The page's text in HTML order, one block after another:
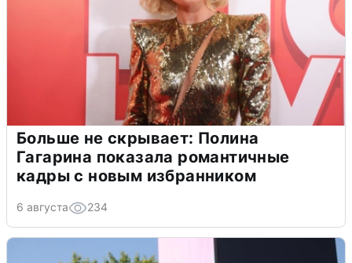
Больше не скрывает: Полина
Гагарина показала романтичные
кадры с новым избранником
6 августа 234